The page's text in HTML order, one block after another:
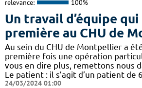
relevance: 100%
Un travail d’équipe qui
première au CHU de
Au sein du CHU de Montpellier a
première fois une opération
vous en dire plus, remettons nous
Le patient : il s’agit d’un patient de
24/03/2024 01:00